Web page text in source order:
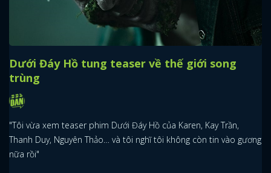
Dưới Đáy Hồ tung teaser về thế giới song
trùng
"Tôi vừa xem teaser phim Dưới Đáy Hồ của Karen, Kay Trần,
Thanh Duy, Nguyên Thảo… và tôi nghĩ tôi không còn tin vào gương
nữa rồi"